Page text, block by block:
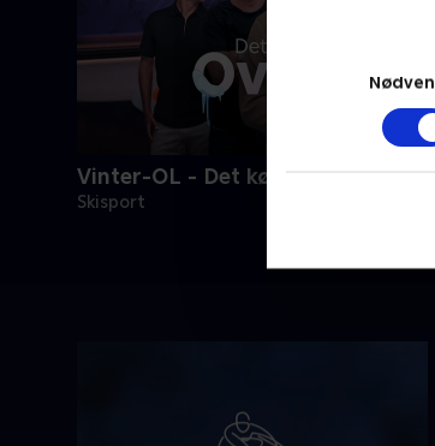
Vinter-OL - Det kølige overblik
Skisport